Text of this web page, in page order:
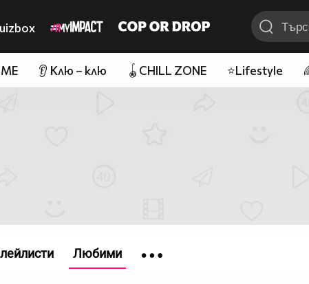
👂 Клю – клю 🪀CHILL ZONE ⭐Lifestyle
Любими